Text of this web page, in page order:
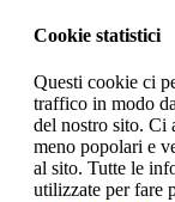
Cookie statistici
Questi cookie ci
traffico in modo
del nostro sito. Ci
meno popolari e
al sito. Tutte le
utilizzate per fare